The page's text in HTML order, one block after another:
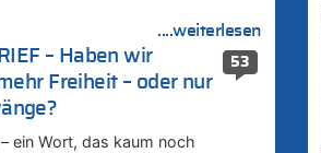
....weiterlesen
53
– Haben wir
Freiheit – oder nur
ein Wort, das kaum noch